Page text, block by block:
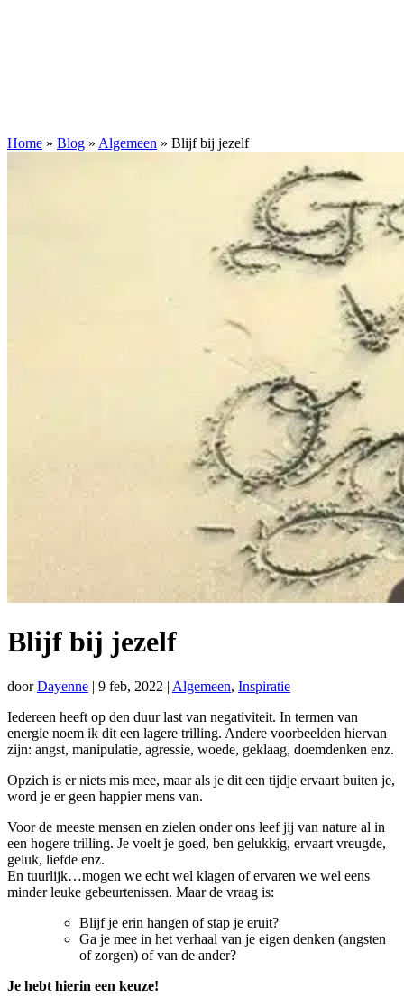
Home » Blog » Algemeen » Blijf bij jezelf
Blijf bij jezelf
doorDayenne | 9 feb, 2022 | Algemeen, Inspiratie
Iedereen heeft op den duur last van negativiteit. In termen van
energie noem ik dit een lagere trilling. Andere voorbeelden hiervan
zijn: angst, manipulatie, agressie, woede, geklaag, doemdenken enz.
Opzich is er niets mis mee, maar als je dit een tijdje ervaart buiten je,
word je er geen happier mens van.
Voor de meeste mensen en zielen onder ons leef jij van nature al in
een hogere trilling. Je voelt je goed, ben gelukkig, ervaart vreugde,
geluk, liefde enz.
En tuurlijk…mogen we echt wel klagen of ervaren we wel eens
minder leuke gebeurtenissen. Maar de vraag is:
Blijf je erin hangen of stap je eruit?
Ga je mee in het verhaal van je eigen denken (angsten
of zorgen) of van de ander?
Je hebt hierin een keuze!